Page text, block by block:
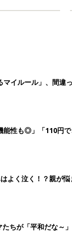
マイルール」、間違
能性も◎」「110円
よく泣く！？親が
ちが「平和だな～